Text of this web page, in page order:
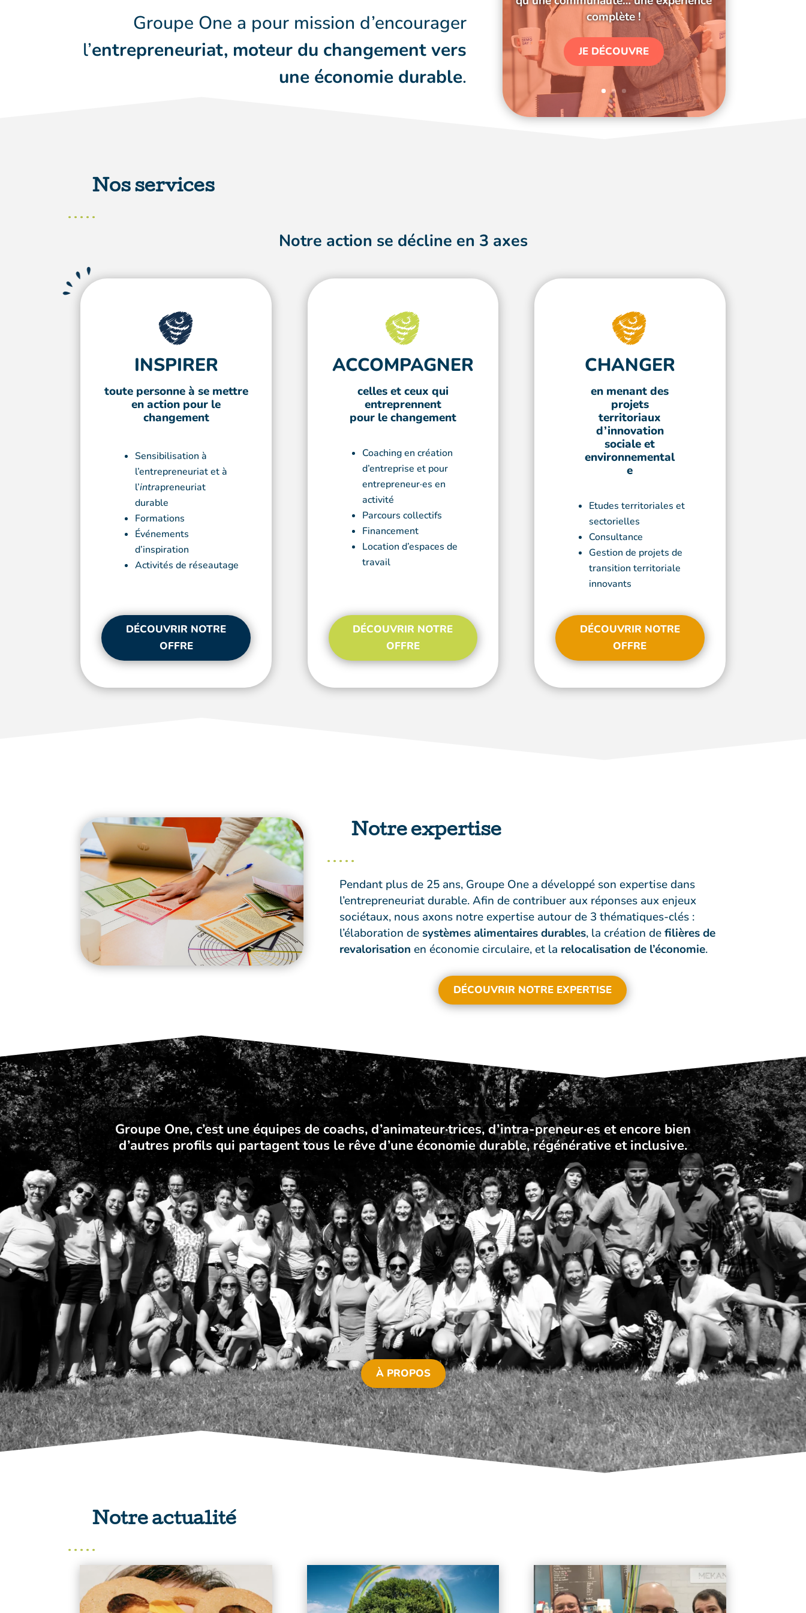
Groupe One a pour mission d’encourager
l’entrepreneuriat, moteur du changement vers
une économie durable.
complète !
JE DÉCOUVRE
Nos services
Notre action se décline en 3 axes
INSPIRER
toute personne à se mettre
en action pour le
changement
Sensibilisation à
l’entrepreneuriat et à
l’intrapreneuriat
durable
Formations
Événements
d’inspiration
Activités de réseautage
DÉCOUVRIR NOTRE
OFFRE
ACCOMPAGNER
celles et ceux qui
entreprennent
pour le changement
Coaching en création
d’entreprise et pour
entrepreneur·es en
activité
Parcours collectifs
Financement
Location d’espaces de
travail
DÉCOUVRIR NOTRE
OFFRE
CHANGER
en menant des
projets
territoriaux
d’innovation
sociale et
environnemental
e
Etudes territoriales et
sectorielles
Consultance
Gestion de projets de
transition territoriale
innovants
DÉCOUVRIR NOTRE
OFFRE
Notre expertise
Pendant plus de 25 ans, Groupe One a développé son expertise dans
l’entrepreneuriat durable. Afin de contribuer aux réponses aux enjeux
sociétaux, nous axons notre expertise autour de 3 thématiques-clés :
l’élaboration desystèmes alimentaires durables, la création defilières de
revalorisation en économie circulaire, et la relocalisation de l’économie.
DÉCOUVRIR NOTRE EXPERTISE
Groupe One, c’est une équipes de coachs, d’animateur·trices, d’intra-preneur·es et encore bien
d’autres profils qui partagent tous le rêve d’une économie durable, régénérative et inclusive.
À PROPOS
Notre actualité